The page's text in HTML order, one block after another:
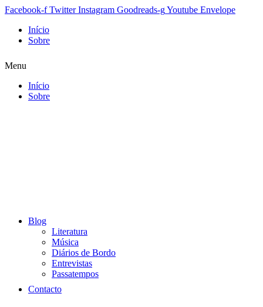
Facebook-f Twitter Instagram Goodreads-gYoutube Envelope
Início
Sobre
Menu
Início
Sobre
Blog
Literatura
Música
Diários de Bordo
Entrevistas
Passatempos
Contacto